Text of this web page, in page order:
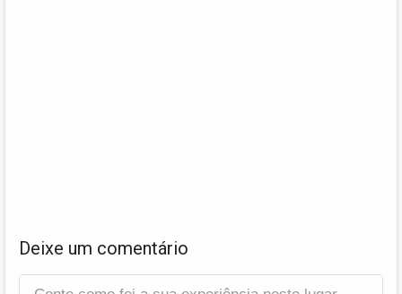
Deixe um comentário